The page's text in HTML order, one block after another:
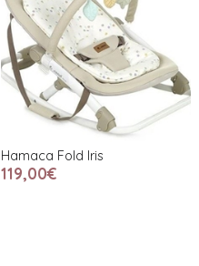
Hamaca Fold Iris
119,00€